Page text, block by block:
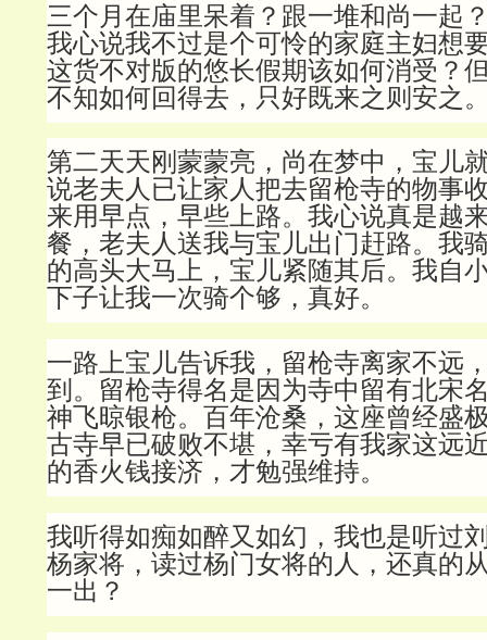
三个月在庙里呆着？跟一堆和尚一起
我心说我不过是个可怜的家庭主妇想
这货不对版的悠长假期该如何消受？
不知如何回得去，只好既来之则安之
第二天天刚蒙蒙亮，尚在梦中，宝儿
说老夫人已让家人把去留枪寺的物事
来用早点，早些上路。我心说真是越
餐，老夫人送我与宝儿出门赶路。我
的高头大马上，宝儿紧随其后。我自
下子让我一次骑个够，真好。
一路上宝儿告诉我，留枪寺离家不远
到。留枪寺得名是因为寺中留有北宋
神飞晾银枪。百年沧桑，这座曾经盛
古寺早已破败不堪，幸亏有我家这远
的香火钱接济，才勉强维持。
我听得如痴如醉又如幻，我也是听过
杨家将，读过杨门女将的人，还真的
一出？